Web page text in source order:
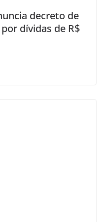
decreto de
dívidas de R$